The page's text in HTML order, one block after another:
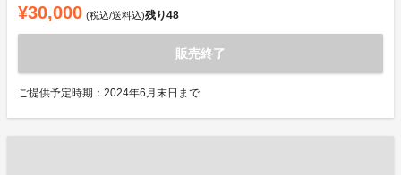
¥30,000 (税込/送料込)残り48
販売終了
ご提供予定時期：2024年6月末日まで